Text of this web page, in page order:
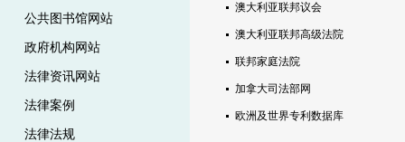
公共图书馆网站
政府机构网站
法律资讯网站
法律案例
法律法规
澳大利亚联邦议会
澳大利亚联邦高级法院
联邦家庭法院
加拿大司法部网
欧洲及世界专利数据库